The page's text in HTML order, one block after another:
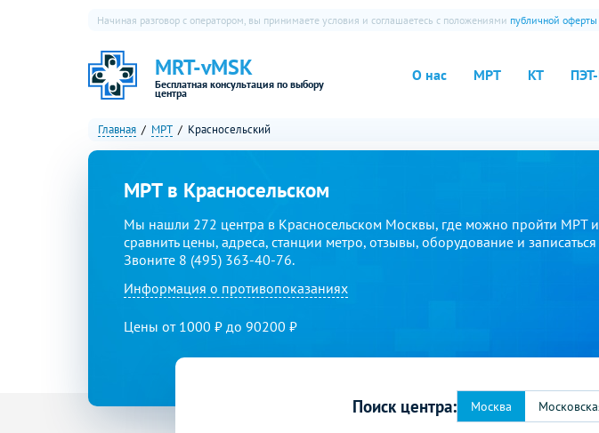
MRT-vMSK
Бесплатная консультация по выбору
центра
О нас МРТ КТ
Начиная разговор с оператором, вы принимаете условия и соглашаетесь с положениями публичной оферты
Главная МРТ Красносельский
МРТ в Красносельском
Мы нашли 272 центра в Красносельском Москвы, где можно пройти МРТ
сравнить цены, адреса, станции метро, отзывы, оборудование и
Звоните 8 (495) 363-40-76.
Информация о противопоказаниях
Цены от 1000 ₽ до 90200 ₽
Поиск центра: